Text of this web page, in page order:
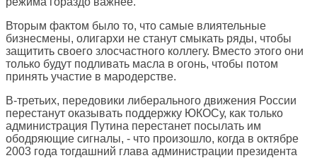
Вторым фактом было то, что самые влиятельные
бизнесмены, олигархи не станут смыкать ряды, чтобы
защитить своего злосчастного коллегу. Вместо этого они
только будут подливать масла в огонь, чтобы потом
принять участие в мародерстве.
В-третьих, передовики либерального движения России
перестанут оказывать поддержку ЮКОСу, как только
администрация Путина перестанет посылать им
ободряющие сигналы, - что произошло, когда в октябре
2003 года тогдашний глава администрации президента